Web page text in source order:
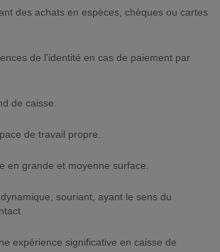
des achats en espèces, chèques ou cartes
de l'identité en cas de paiement par
de caisse.
de travail propre.
en grande et moyenne surface.
souriant, ayant le sens du
expérience significative en caisse de